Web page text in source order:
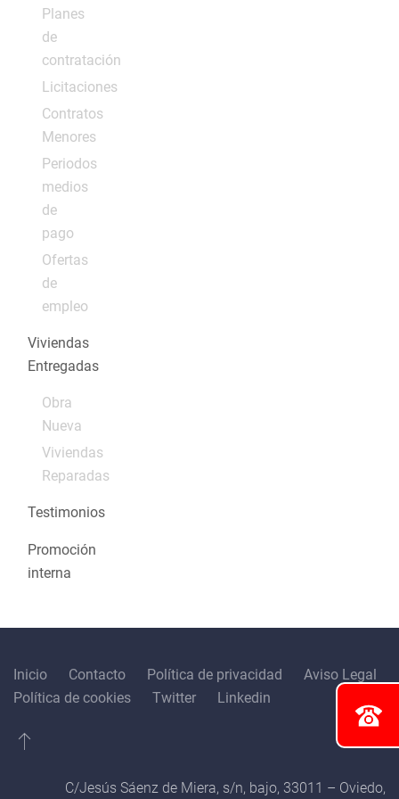
Planes
de
contratación
Licitaciones
Contratos
Menores
Periodos
medios
de
pago
Ofertas
de
empleo
Viviendas
Entregadas
Obra
Nueva
Viviendas
Reparadas
Testimonios
Promoción
interna
Inicio Contacto Política de privacidad
Aviso Legal
Política de cookies
Twitter Linkedin
C/Jesús Sáenz de Miera, s/n, bajo, 33011 – Oviedo,